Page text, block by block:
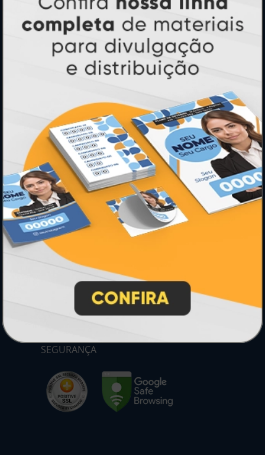
Folder, Flyer e Panfleto
Banners e Lonas
Calendários 2027
PAGUE COM
* Pagamento com cartão de crédito terá valor adicional.
** Pagamentos a prazo poderão ter acréscimo.
*** Nota fiscal sujeita a emissão de acordo com prestador de
serviço, conforme legislação pertinente.
SEGURANÇA